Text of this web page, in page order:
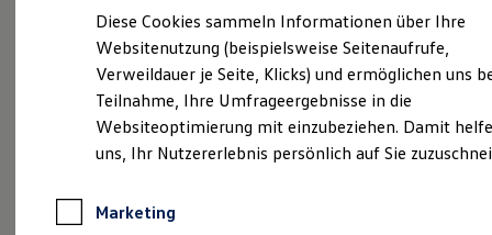
Kfz-Versicherung
Restschuldversicherungen
Garantien
Wartungsverträge
Geschäftskunden
Professional Class bei Volkswagen
Großkunden
Behörden
Anpfiff zum Gewinn
Impressum & Rechtliches
Diese Cookies sammeln Informationen über Ihre
Websitenutzung (beispielsweise Seitenaufrufe,
Verweildauer je Seite, Klicks) und ermöglichen uns
Teilnahme, Ihre Umfrageergebnisse in die
Websiteoptimierung mit einzubeziehen. Damit
uns, Ihr Nutzererlebnis persönlich auf Sie
Marketing